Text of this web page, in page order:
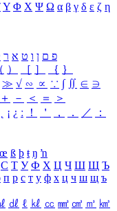
Υ Φ Χ Ψ Ω α β γ δ ε ζ η
פ ם ן ו ט א ר
） ［ ］ ｛ ｝
≫ √ ∽ ∝ ∵ ∫ ∬ ∈ ∋
＋ － ＜ ＝
＞
¡ ¿ ː ！ ＇ ， ． ／
：
œ ß þ ŧ ŋ ŉ
С Т У Ф Х Ц Ч Ш Щ Ъ
п р с т у ф х ц ч ш щ ъ
㎗ ℓ ㎘ ㏄ ㎣ ㎤ ㎥ ㎦